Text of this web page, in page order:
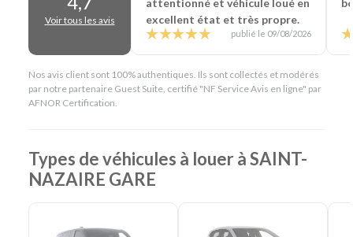
Voir tous les avis
excellent état et très propre.
publié le 09/08/2026
Nos avis client sont 100% authentiques. Ils sont collectés et modérés
par notre partenaire Guest Suite, certifié "NF Service Avis en ligne" par
AFNOR Certification.
Types de véhicules à louer à SAINT-
NAZAIRE GARE